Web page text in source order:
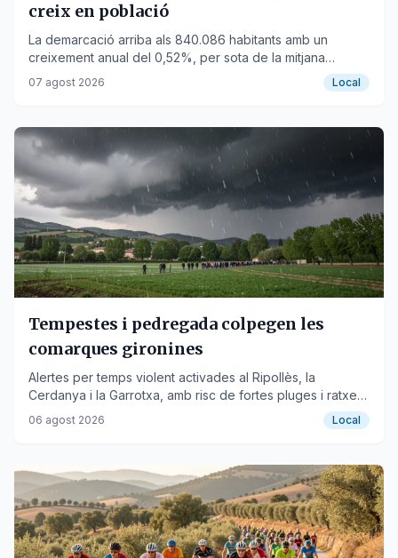
creix en població
La demarcació arriba als 840.086 habitants amb un
creixement anual del 0,52%, per sota de la mitjana
catalana.
07 agost 2026 Local
Tempestes i pedregada colpegen les
comarques gironines
Alertes per temps violent activades al Ripollès, la
Cerdanya i la Garrotxa, amb risc de fortes pluges i ratxes
de vent.
06 agost 2026 Local